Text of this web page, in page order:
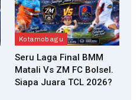
Kotamobagu
Seru Laga Final BMM
Matali Vs ZM FC Bolsel.
Siapa Juara TCL 2026?